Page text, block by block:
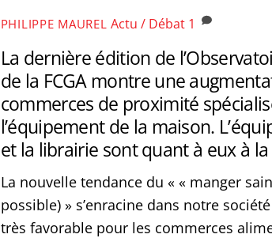
PHILIPPE MAUREL Actu / Débat 1
La dernière édition de
de la FCGA montre une
commerces de proximité
l’équipement de la maison.
et la librairie sont quant à eux à
La nouvelle tendance du « « manger
possible) » s’enracine dans notre
très favorable pour les commerces